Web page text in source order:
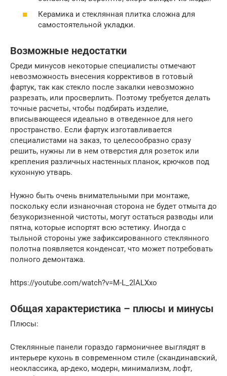
Керамика и стеклянная плитка сложна для
самостоятельной укладки.
Возможные недостатки
Среди минусов некоторые специалисты отмечают
невозможность внесения коррективов в готовый
фартук, так как стекло после закалки невозможно
разрезать, или просверлить. Поэтому требуется делать
точные расчеты, чтобы подбирать изделие,
вписывающееся идеально в отведенное для него
пространство. Если фартук изготавливается
специалистами на заказ, то целесообразно сразу
решить, нужны ли в нем отверстия для розеток или
крепления различных настенных планок, крючков под
кухонную утварь.
Нужно быть очень внимательными при монтаже,
поскольку если изнаночная сторона не будет отмыта до
безукоризненной чистоты, могут остаться разводы или
пятна, которые испортят всю эстетику. Иногда с
тыльной стороны уже зафиксированного стеклянного
полотна появляется конденсат, что может потребовать
полного демонтажа.
https://youtube.com/watch?v=M-L_2lALXxo
Общая характеристика – плюсы и минусы
Плюсы:
Стеклянные панели гораздо гармоничнее выглядят в
интерьере кухонь в современном стиле (скандинавский,
неоклассика, ар-деко, модерн, минимализм, лофт,